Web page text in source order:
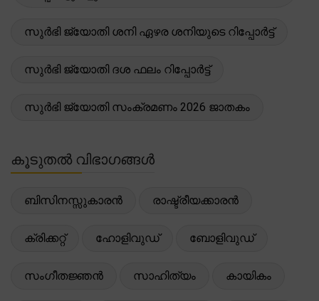
സുർഭി ജ്യോതി ശനി ഏഴര ശനിയുടെ റിപ്പോർട്ട്
സുർഭി ജ്യോതി ദശ ഫലം റിപ്പോർട്ട്
സുർഭി ജ്യോതി സംക്രമണം 2026 ജാതകം
കൂടുതൽ വിഭാഗങ്ങൾ
ബിസിനസ്സുകാരൻ രാഷ്ട്രീയക്കാരൻ
ക്രിക്കറ്റ് ഹോളിവുഡ് ബോളിവുഡ്
സംഗീതജ്ഞൻ സാഹിത്യം കായികം